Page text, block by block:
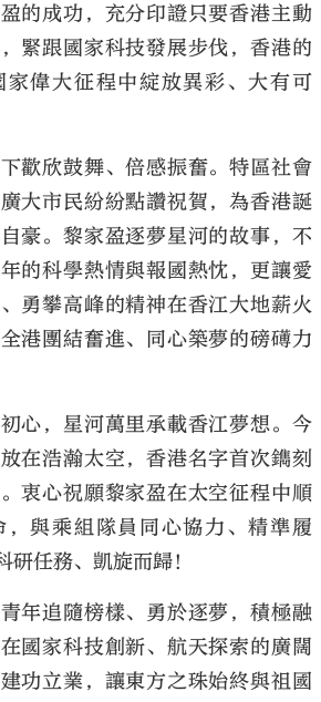
的成功，充分印證只要香港主動
緊跟國家科技發展步伐，香港的
家偉大征程中綻放異彩、大有可
歡欣鼓舞、倍感振奮。特區社會
大市民紛紛點讚祝賀，為香港誕
豪。黎家盈逐夢星河的故事，不
的科學熱情與報國熱忱，更讓愛
勇攀高峰的精神在香江大地薪火
港團結奮進、同心築夢的磅礡力
心，星河萬里承載香江夢想。今
在浩瀚太空，香港名字首次鐫刻
衷心祝願黎家盈在太空征程中順
與乘組隊員同心協力、精準履
研任務、凱旋而歸！
年追隨榜樣、勇於逐夢，積極融
國家科技創新、航天探索的廣闊
功立業，讓東方之珠始終與祖國